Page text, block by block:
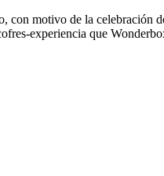
motivo de la
experiencia que